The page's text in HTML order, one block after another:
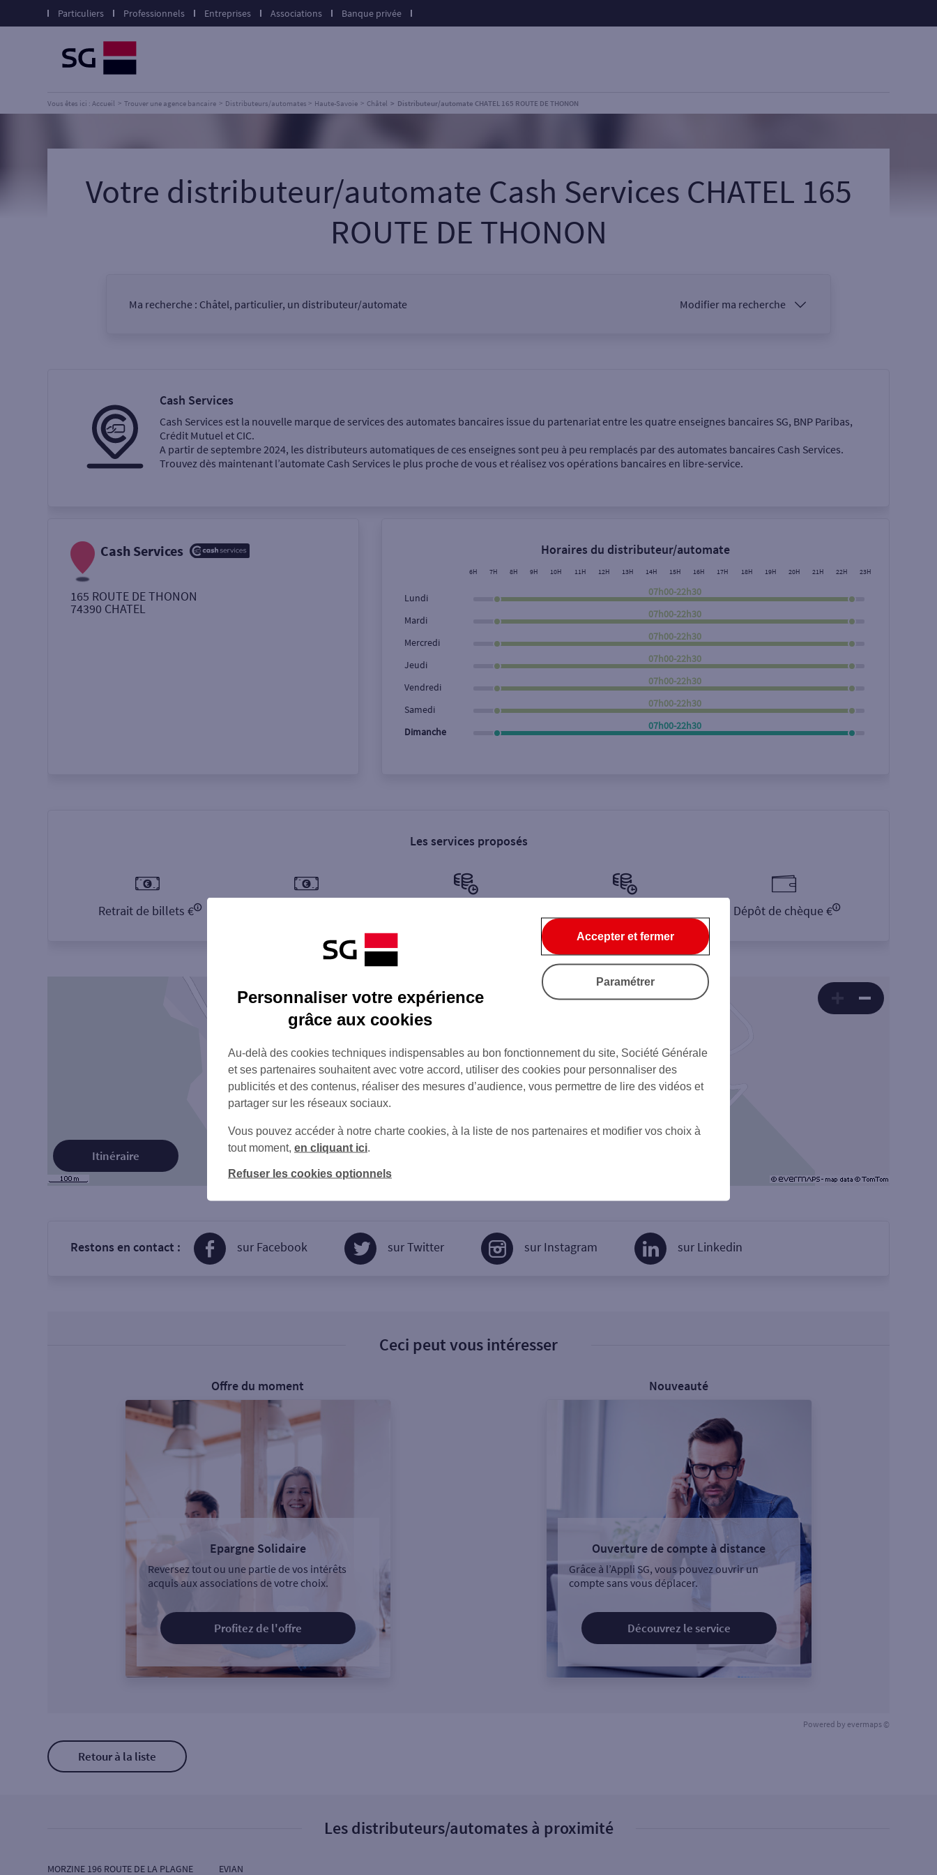
Particuliers Professionnels Entreprises Associations Banque privée
Vous êtes ici : Accueil Trouver une agence bancaire Distributeurs/automates Haute-Savoie Châtel Distributeur/automate CHATEL 165 ROUTE DE THONON
Votre distributeur/automate Cash Services CHATEL 165
ROUTE DE THONON
Ma recherche : Châtel, particulier, un distributeur/automate Modifier ma recherche
Ma recherche
Retrait de billets €
Retrait de monnaie €
Rue Rechercher
Cash Services
Cash Services est la nouvelle marque de services des automates bancaires issue du partenariat entre les quatre enseignes bancaires SG, BNP Paribas,
Crédit Mutuel et CIC.
A partir de septembre 2024, les distributeurs automatiques de ces enseignes sont peu à peu remplacés par des automates bancaires Cash Services.
Trouvez dès maintenant l’automate Cash Services le plus proche de vous et réalisez vos opérations bancaires en libre-service.
Cash Services
165 ROUTE DE THONON
74390 CHATEL
Horaires du distributeur/automate
6H 7H 8H 9H 10H 11H 12H 13H 14H 15H 16H 17H 18H 19H 20H 21H 22H 23H
Lundi
07h00-22h30
Mardi
07h00-22h30
Mercredi
07h00-22h30
Jeudi
07h00-22h30
Vendredi
07h00-22h30
Samedi
07h00-22h30
Dimanche
07h00-22h30
Les services proposés
Retrait de billets € Dépôt de chèque €
Itinéraire
Restons en contact : sur Facebook sur Twitter sur Instagram sur Linkedin
Ceci peut vous intéresser
Offre du moment
Epargne Solidaire
Reversez tout ou une partie de vos intérêts
acquis aux associations de votre choix.
Profitez de l'offre
Nouveauté
Ouverture de compte à distance
Grâce à l’Appli SG, vous pouvez ouvrir un
compte sans vous déplacer.
Découvrez le service
Powered by evermaps ©
Retour à la liste
Les distributeurs/automates à proximité
MORZINE 196 ROUTE DE LA PLAGNE EVIAN
Personnaliser votre expérience
grâce aux cookies
Au-delà des cookies techniques indispensables au bon fonctionnement du site, Société Générale
et ses partenaires souhaitent avec votre accord, utiliser des cookies pour personnaliser des
publicités et des contenus, réaliser des mesures d’audience, vous permettre de lire des vidéos et
partager sur les réseaux sociaux.
Vous pouvez accéder à notre charte cookies, à la liste de nos partenaires et modifier vos choix à
tout moment, en cliquant ici
Refuser les cookies optionnels
Accepter et fermer
Paramétrer